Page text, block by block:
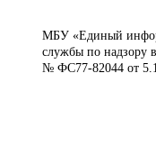
МБУ «Единый
службы по надзору
№ ФС77-82044 от